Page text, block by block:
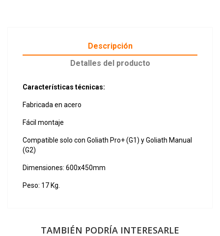
Descripción
Detalles del producto
Características técnicas:
Fabricada en acero
Fácil montaje
Compatible solo con Goliath Pro+ (G1) y Goliath Manual
(G2)
Dimensiones: 600x450mm
Peso: 17 Kg.
TAMBIÉN PODRÍA INTERESARLE